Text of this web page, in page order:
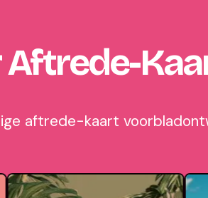
Aftrede-
aftrede-kaart